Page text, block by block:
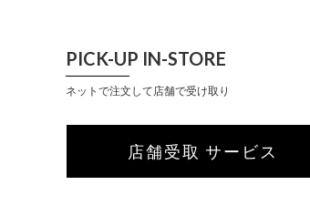
PICK-UP IN-STORE
ネットで注文して店舗で受け取り
店舗受取 サービス